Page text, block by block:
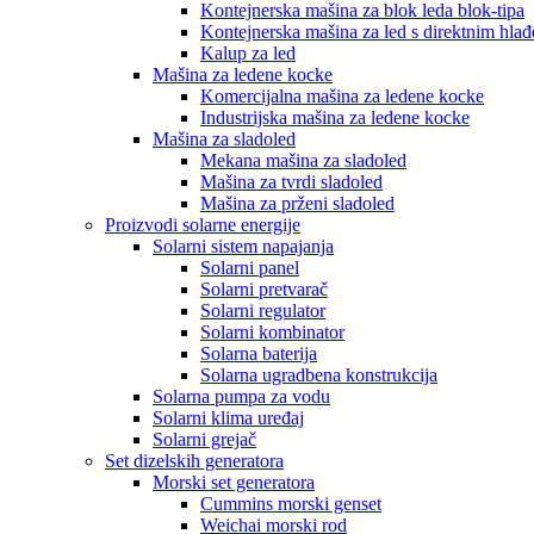
Kontejnerska mašina za blok leda blok-tipa
Kontejnerska mašina za led s direktnim
Kalup za led
Mašina za ledene kocke
Komercijalna mašina za ledene kocke
Industrijska mašina za ledene kocke
Mašina za sladoled
Mekana mašina za sladoled
Mašina za tvrdi sladoled
Mašina za prženi sladoled
Proizvodi solarne energije
Solarni sistem napajanja
Solarni panel
Solarni pretvarač
Solarni regulator
Solarni kombinator
Solarna baterija
Solarna ugradbena konstrukcija
Solarna pumpa za vodu
Solarni klima uređaj
Solarni grejač
Set dizelskih generatora
Morski set generatora
Cummins morski genset
Weichai morski rod